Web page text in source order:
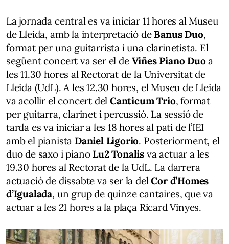
La jornada central es va iniciar 11 hores al Museu
de Lleida, amb la interpretació deBanus Duo,
format per una guitarrista i una clarinetista. El
següent concert va ser el de Viñes Piano Duoa
les 11.30 hores al Rectorat de la Universitat de
Lleida (UdL). A les 12.30 hores, el Museu de Lleida
va acollir el concert delCanticum Trio, format
per guitarra, clarinet i percussió. La sessió de
tarda es va iniciar a les 18 hores al pati de l’IEI
amb el pianista Daniel Ligorio. Posteriorment, el
duo de saxo i piano Lu2 Tonalis va actuar a les
19.30 hores al Rectorat de la UdL. La darrera
actuació de dissabte va ser la delCor d’Homes
d’Igualada, un grup de quinze cantaires, que va
actuar a les 21 hores a la plaça Ricard Vinyes.